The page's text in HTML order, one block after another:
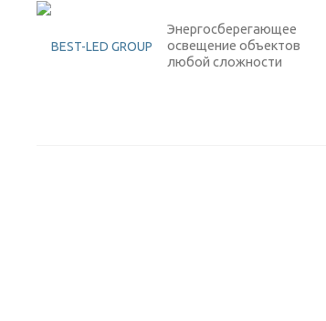
Энергосберегающее
освещение объектов
любой сложности